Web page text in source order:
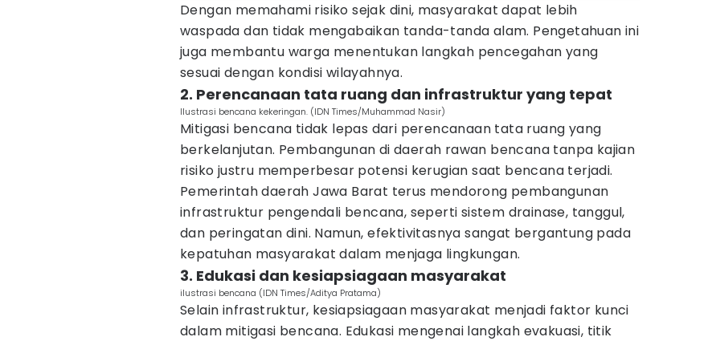
Dengan memahami risiko sejak dini, masyarakat dapat lebih
waspada dan tidak mengabaikan tanda-tanda alam. Pengetahuan ini
juga membantu warga menentukan langkah pencegahan yang
sesuai dengan kondisi wilayahnya.
2. Perencanaan tata ruang dan infrastruktur yang tepat
Ilustrasi bencana kekeringan. (IDN Times/Muhammad Nasir)
Mitigasi bencana tidak lepas dari perencanaan tata ruang yang
berkelanjutan. Pembangunan di daerah rawan bencana tanpa kajian
risiko justru memperbesar potensi kerugian saat bencana terjadi.
Pemerintah daerah Jawa Barat terus mendorong pembangunan
infrastruktur pengendali bencana, seperti sistem drainase, tanggul,
dan peringatan dini. Namun, efektivitasnya sangat bergantung pada
kepatuhan masyarakat dalam menjaga lingkungan.
3. Edukasi dan kesiapsiagaan masyarakat
ilustrasi bencana (IDN Times/Aditya Pratama)
Selain infrastruktur, kesiapsiagaan masyarakat menjadi faktor kunci
dalam mitigasi bencana. Edukasi mengenai langkah evakuasi, titik